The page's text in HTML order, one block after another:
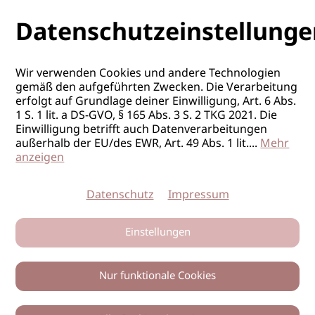
Wir verwenden Cookies und andere Technologien
gemäß den aufgeführten Zwecken. Die Verarbeitung
erfolgt auf Grundlage deiner Einwilligung, Art. 6 Abs.
1 S. 1 lit. a DS-GVO, § 165 Abs. 3 S. 2 TKG 2021. Die
Einwilligung betrifft auch Datenverarbeitungen
außerhalb der EU/des EWR, Art. 49 Abs. 1 lit....Mehr
anzeigen
Datenschutz Impressum
Einstellungen
Nur funktionale Cookies